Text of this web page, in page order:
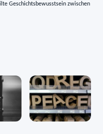
Geschichtsbewusstsein zwischen